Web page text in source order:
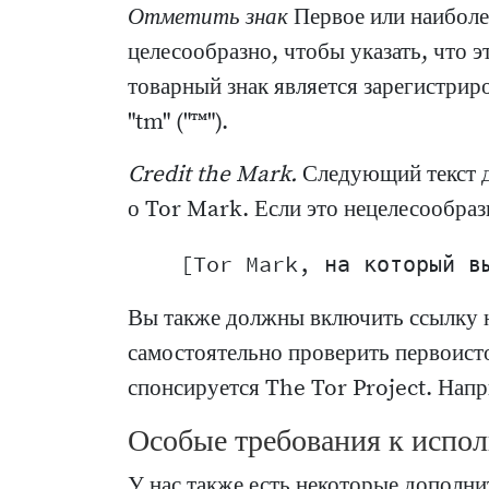
Отметить знакПервое или
целесообразно, чтобы указать, что
товарный знак является
"tm" ("™").
Credit the Mark. Следующий текст
о Tor Mark. Если это
Вы также должны включить ссылку
самостоятельно проверить
спонсируется The Tor Project.
Особые требования к